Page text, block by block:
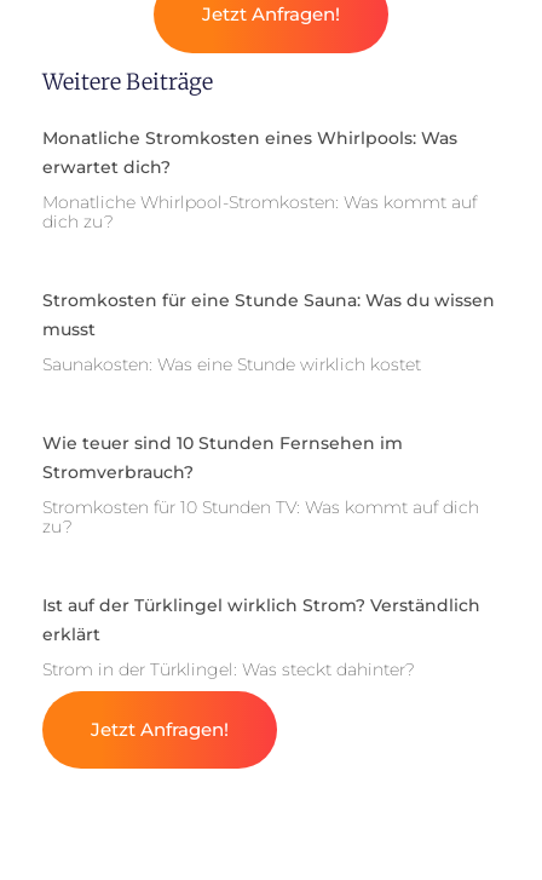
Jetzt Anfragen!
Weitere Beiträge
Monatliche Stromkosten eines Whirlpools: Was
erwartet dich?
Monatliche Whirlpool-Stromkosten: Was kommt auf
dich zu?
Stromkosten für eine Stunde Sauna: Was du wissen
musst
Saunakosten: Was eine Stunde wirklich kostet
Wie teuer sind 10 Stunden Fernsehen im
Stromverbrauch?
Stromkosten für 10 Stunden TV: Was kommt auf dich
zu?
Ist auf der Türklingel wirklich Strom? Verständlich
erklärt
Strom in der Türklingel: Was steckt dahinter?
Jetzt Anfragen!